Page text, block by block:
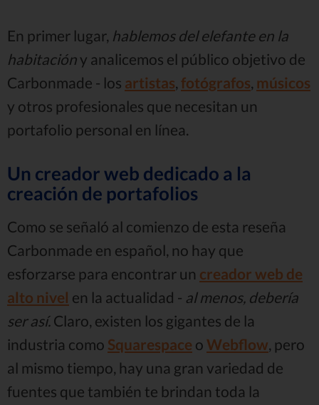
En primer lugar, hablemos del elefante en la
habitación y analicemos el público objetivo de
Carbonmade - los artistas, fotógrafos, músicos
y otros profesionales que necesitan un
portafolio personal en línea.
Un creador web dedicado a la
creación de portafolios
Como se señaló al comienzo de esta reseña
Carbonmade en español, no hay que
esforzarse para encontrar un creador web de
alto nivel en la actualidad - al menos, debería
ser así. Claro, existen los gigantes de la
industria como Squarespace o Webflow, pero
al mismo tiempo, hay una gran variedad de
fuentes que también te brindan toda la